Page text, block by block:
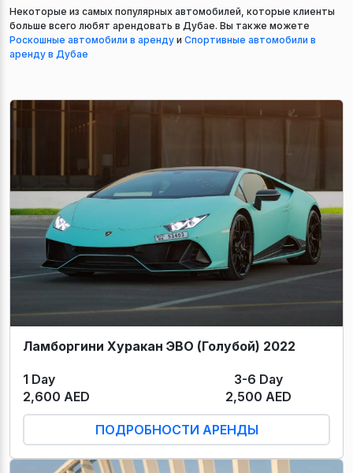
Некоторые из самых популярных автомобилей, которые клиенты
больше всего любят арендовать в Дубае. Вы также можете
Роскошные автомобили в аренду и Спортивные автомобили в
аренду в Дубае
Ламборгини Хуракан ЭВО (Голубой) 2022
1 Day
3-6 Day
2,600 AED
2,500 AED
ПОДРОБНОСТИ АРЕНДЫ